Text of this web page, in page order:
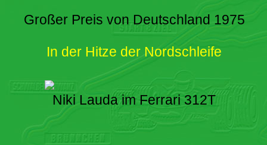
Großer Preis von Deutschland 1975
In der Hitze der Nordschleife
Niki Lauda im Ferrari 312T